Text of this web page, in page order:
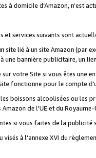
à domicile d'Amazon, n'est
et services suivants sont
site lié à un site Amazon (par
une bannière publicitaire, un
votre Site si vous êtes une
fonctionne pour le compte
boissons alcoolisées ou les
de l'UE et du Royaume-
si vous faites de la publicité
visés à l'annexe XVI du